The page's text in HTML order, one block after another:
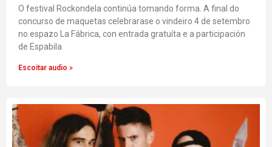
O festival Rockondela continúa tomando forma. A final do
concurso de maquetas celebrarase o vindeiro 4 de setembro
no espazo La Fábrica, con entrada gratuíta e a participación
de Espabila
Escoitar audio »